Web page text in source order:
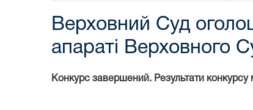
Верховний Суд
апараті Верховного
Конкурс завершений. Результати